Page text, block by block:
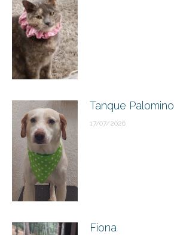
Tanque Palomino
17/07/2026
Fiona